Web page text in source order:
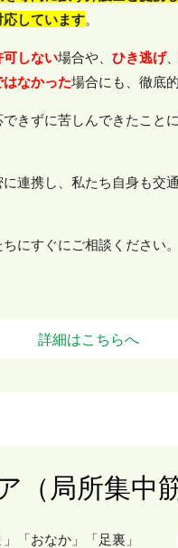
しています
可しない場合や、ひき逃げ、
なかった場合にも、徹底
きずに苦しんできたこと
連携し、私たち自身も交
にすぐにご相談ください。
詳細はこちらへ
（局所集中
「おなか」「足裏」